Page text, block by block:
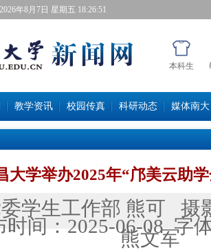
2026年8月7日星期五 18:26:52
本科生
教学资讯 校园传真 科研动态 媒体南大
大学举办2025年“邝美云助
学生工作部熊可
摄
熊文军
时间： 2025-06-08 字